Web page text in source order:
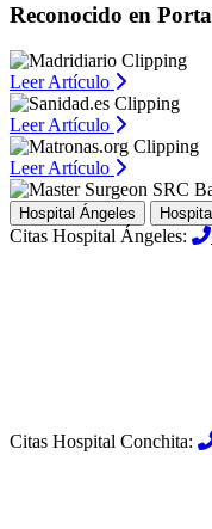
Reconocido en
Leer Artículo
Leer Artículo
Leer Artículo
Hospital Ángeles
Citas Hospital Ángeles:
Citas Hospital Conchita: